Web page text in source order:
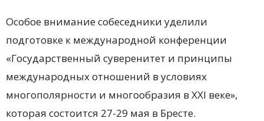
Особое внимание собеседники уделили
подготовке к международной конференции
«Государственный суверенитет и принципы
международных отношений в условиях
многополярности и многообразия в XXI веке»,
которая состоится 27-29 мая в Бресте.